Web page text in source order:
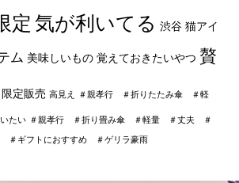
定 気が利いてる 渋谷 猫アイ
ム 美味しいもの 覚えておきたいやつ 贅
限定販売 高見え ＃親孝行 ＃折りたたみ傘 ＃軽
たい ＃親孝行 ＃折り畳み傘 ＃軽量 ＃丈夫 ＃
＃ギフトにおすすめ ＃ゲリラ豪雨